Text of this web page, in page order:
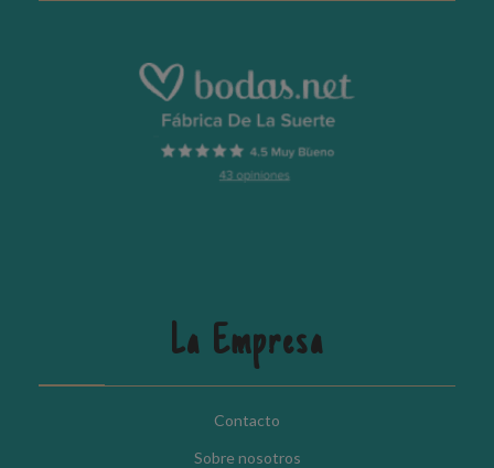
La Empresa
Contacto
Sobre nosotros